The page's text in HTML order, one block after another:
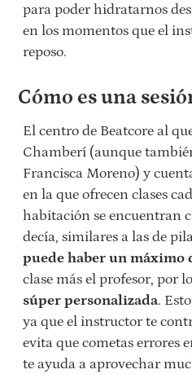
para poder hidratarnos
en los momentos que el
reposo.
Cómo es una
El centro de Beatcore al
Chamberí (aunque
Francisca Moreno) y
en la que ofrecen clases
habitación se encuentran
decía, similares a las de
puede haber un máximo
clase más el profesor, por
súper personalizada.
ya que el instructor te
evita que cometas errores
te ayuda a aprovechar